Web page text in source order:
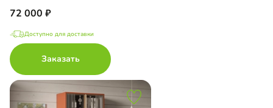
72 000
Доступно для доставки
Заказать